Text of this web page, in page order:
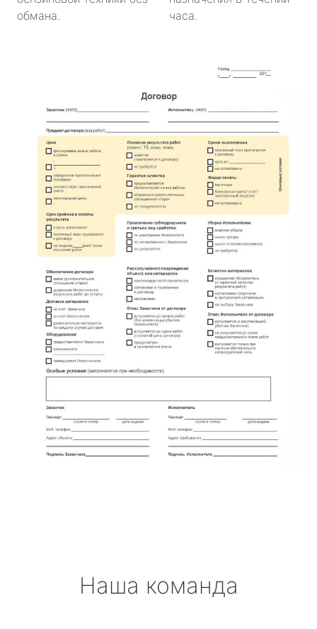
обмана.
часа.
Наша команда